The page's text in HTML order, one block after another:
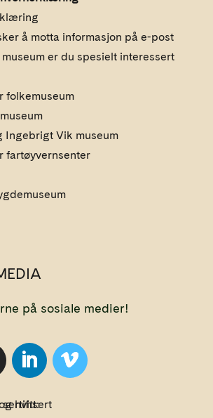
å motta informasjon på e-post
er du spesielt interessert
folkemuseum
Ingebrigt Vik museum
fartøyvernsenter
på sosiale medier!